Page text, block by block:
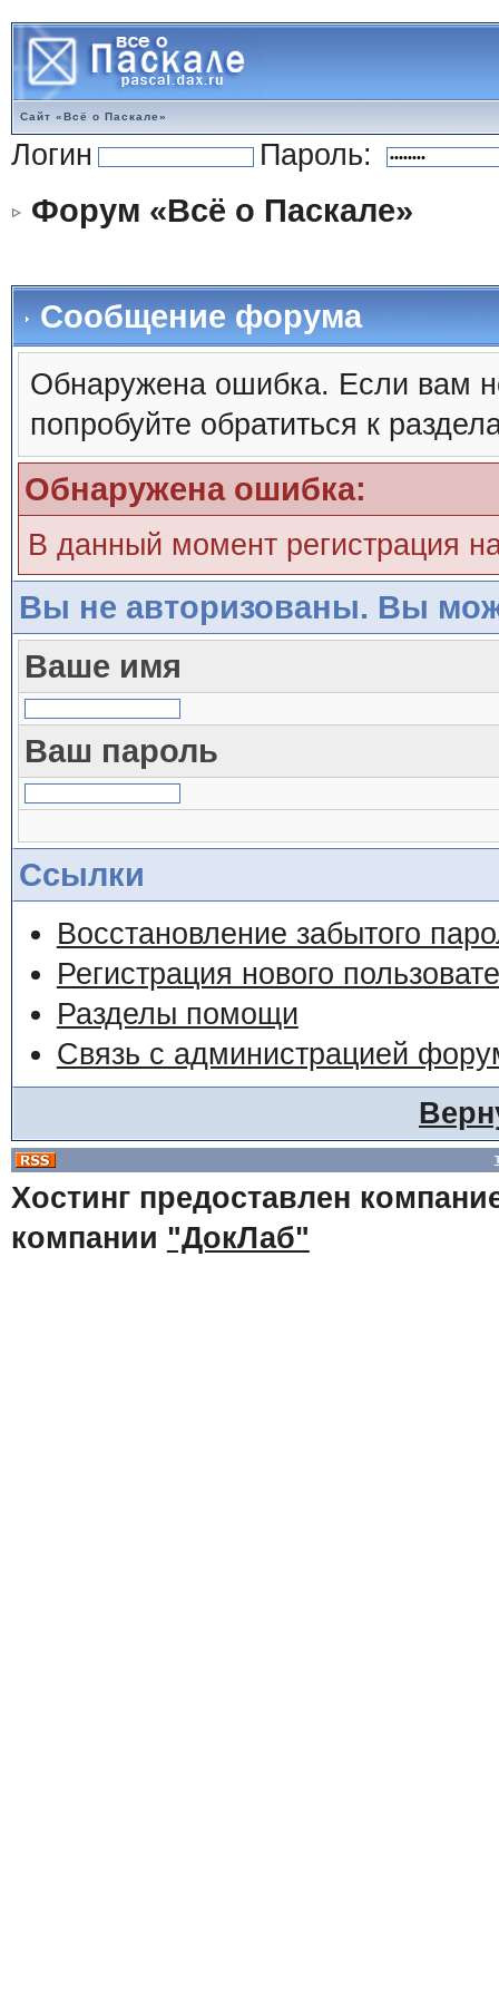
Сайт «Всё о Паскале»
Логин Пароль:
Форум «Всё о Паскале»
Сообщение форума
Обнаружена ошибка. Если вам
попробуйте обратиться к
Обнаружена ошибка:
В данный момент регистрация
Вы не авторизованы. Вы
Ваше имя
Ваш пароль
Ссылки
Восстановление забытого
Регистрация нового
Разделы помощи
Связь с администрацией
Хостинг предоставлен
компании "ДокЛаб"